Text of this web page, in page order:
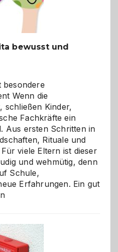
bewusst und
besondere
Wenn die
schließen Kinder,
Fachkräfte ein
Aus ersten Schritten in
Rituale und
viele Eltern ist dieser
und wehmütig, denn
Schule,
Erfahrungen. Ein gut